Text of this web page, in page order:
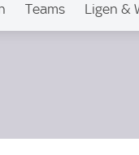
Teams Ligen &